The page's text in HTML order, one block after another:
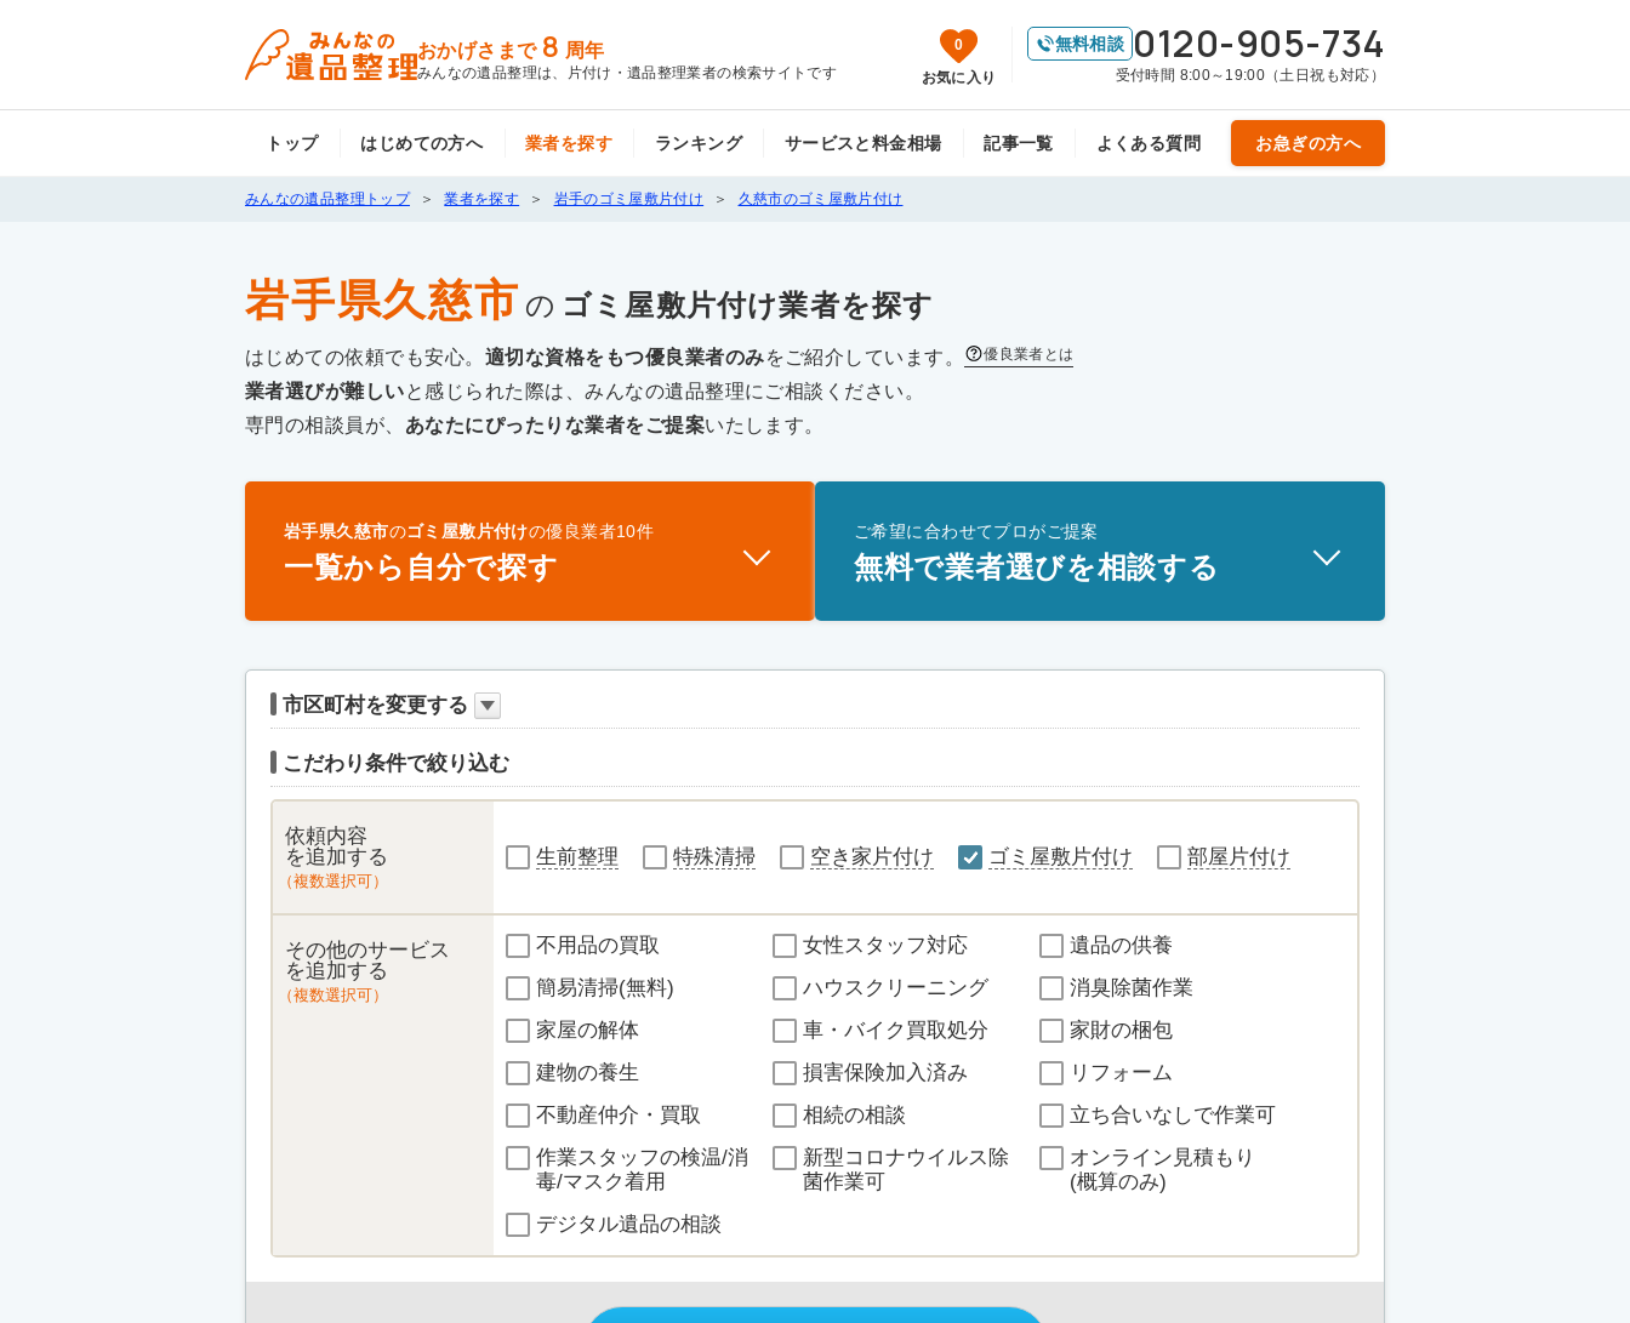
おかげさまで 8 周年
みんなの遺品整理は、片付け・遺品整理業者の検索サイトです
0
お気に入り
無料相談 0120-905-734
受付時間 8:00～19:00（土日祝も対応）
トップ はじめての方へ 業者を探す ランキング サービスと料金相場 記事一覧 よくある質問 お急ぎの方へ
みんなの遺品整理トップ 業者を探す 岩手のゴミ屋敷片付け 久慈市のゴミ屋敷片付け
岩手県久慈市 の ゴミ屋敷片付け業者を探す
はじめての依頼でも安心。 適切な資格をもつ優良業者のみをご紹介しています。 優良業者とは
業者選びが難しいと感じられた際は、みんなの遺品整理にご相談ください。
専門の相談員が、 あなたにぴったりな業者をご提案いたします。
岩手県久慈市のゴミ屋敷片付けの優良業者10件
一覧から自分で探す
ご希望に合わせてプロがご提案
無料で業者選びを相談する
市区町村を変更する
こだわり条件で絞り込む
依頼内容
を追加する
（複数選択可）
生前整理 特殊清掃 空き家片付け ゴミ屋敷片付け 部屋片付け
その他のサービス
を追加する
（複数選択可）
不用品の買取 女性スタッフ対応
遺品の供養
簡易清掃(無料)
ハウスクリーニング
消臭除菌作業
家屋の解体
車・バイク買取処分
家財の梱包
建物の養生
損害保険加入済み
リフォーム
不動産仲介・買取
相続の相談
立ち合いなしで作業可
作業スタッフの検温/消
毒/マスク着用
新型コロナウイルス除
菌作業可
オンライン見積もり
(概算のみ)
デジタル遺品の相談